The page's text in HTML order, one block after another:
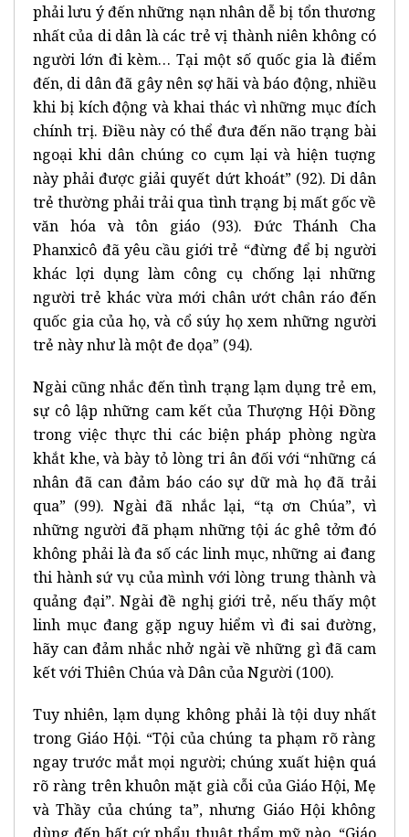
phải lưu ý đến những nạn nhân dễ bị tổn thương
nhất của di dân là các trẻ vị thành niên không có
người lớn đi kèm… Tại một số quốc gia là điểm
đến, di dân đã gây nên sợ hãi và báo động, nhiều
khi bị kích động và khai thác vì những mục đích
chính trị. Điều này có thể đưa đến não trạng bài
ngoại khi dân chúng co cụm lại và hiện tuợng
này phải được giải quyết dứt khoát” (92). Di dân
trẻ thường phải trải qua tình trạng bị mất gốc về
văn hóa và tôn giáo (93). Đức Thánh Cha
Phanxicô đã yêu cầu giới trẻ “đừng để bị người
khác lợi dụng làm công cụ chống lại những
người trẻ khác vừa mới chân ướt chân ráo đến
quốc gia của họ, và cổ súy họ xem những người
trẻ này như là một đe dọa” (94).
Ngài cũng nhắc đến tình trạng lạm dụng trẻ em,
sự cô lập những cam kết của Thượng Hội Đồng
trong việc thực thi các biện pháp phòng ngừa
khắt khe, và bày tỏ lòng tri ân đối với “những cá
nhân đã can đảm báo cáo sự dữ mà họ đã trải
qua” (99). Ngài đã nhắc lại, “tạ ơn Chúa”, vì
những người đã phạm những tội ác ghê tởm đó
không phải là đa số các linh mục, những ai đang
thi hành sứ vụ của mình với lòng trung thành và
quảng đại”. Ngài đề nghị giới trẻ, nếu thấy một
linh mục đang gặp nguy hiểm vì đi sai đường,
hãy can đảm nhắc nhở ngài về những gì đã cam
kết với Thiên Chúa và Dân của Người (100).
Tuy nhiên, lạm dụng không phải là tội duy nhất
trong Giáo Hội. “Tội của chúng ta phạm rõ ràng
ngay trước mắt mọi người; chúng xuất hiện quá
rõ ràng trên khuôn mặt già cỗi của Giáo Hội, Mẹ
và Thầy của chúng ta”, nhưng Giáo Hội không